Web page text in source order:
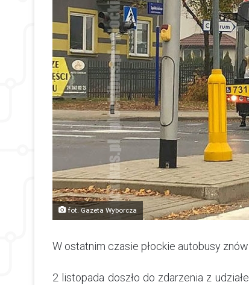
fot. Gazeta Wyborcza
W ostatnim czasie płockie autobusy
2 listopada doszło do zdarzenia z